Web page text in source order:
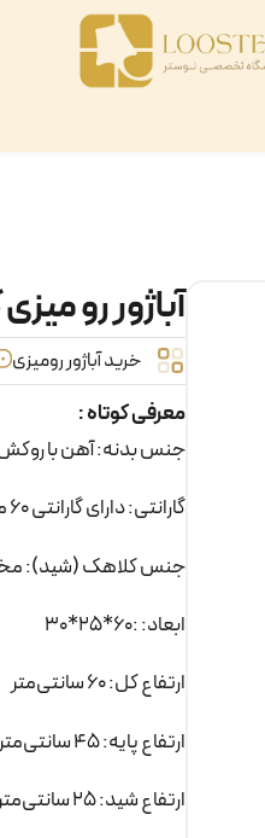
آباژور رو میزی
خرید آباژور رومیزی
معرفی کوتاه :
جنس بدنه: آهن با روکش
گارانتی: دارای گارانتی 60 ماهه رنگ بدنه
جنس کلاهک (شید):
ابعاد: :60*25*30
ارتفاع کل: 60 سانتی‌متر
ارتفاع پایه: 45 سانتی‌متر
ارتفاع شید: 25 سانتی‌متر